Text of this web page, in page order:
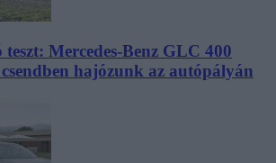
Mercedes-Benz GLC 400
hajózunk az autópályán